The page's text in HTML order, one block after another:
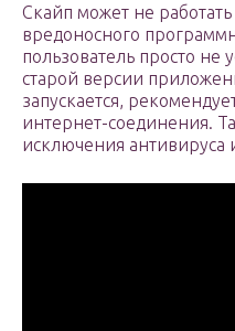
Скайп может не
вредоносного
пользователь просто не
старой версии
запускается,
интернет-соединения.
исключения антивируса